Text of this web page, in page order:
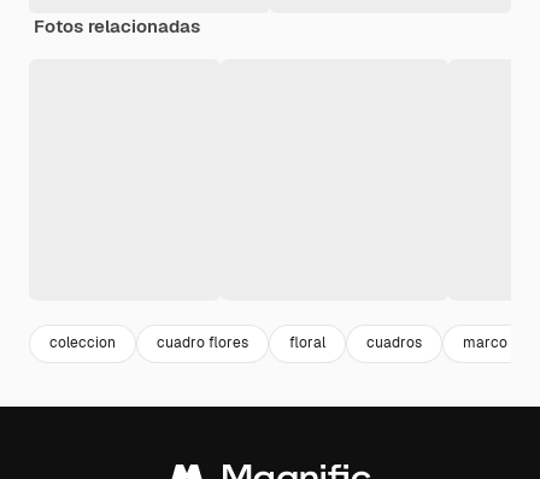
Fotos relacionadas
coleccion cuadro flores floral cuadros marco